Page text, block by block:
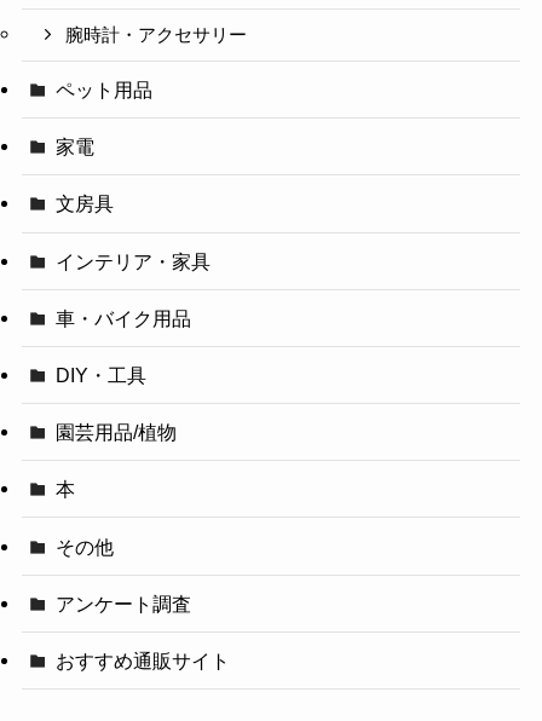
腕時計・アクセサリー
ペット用品
家電
文房具
インテリア・家具
車・バイク用品
DIY・工具
園芸用品/植物
本
その他
アンケート調査
おすすめ通販サイト